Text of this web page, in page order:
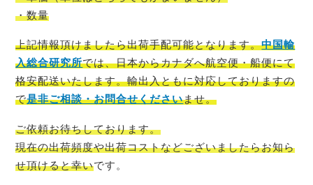
・数量
上記情報頂けましたら出荷手配可能となります。中国輸
入総合研究所では、日本からカナダへ航空便・船便にて
格安配送いたします。輸出入ともに対応しておりますの
で是非ご相談・お問合せくださいませ。
ご依頼お待ちしております。
現在の出荷頻度や出荷コストなどございましたらお知ら
せ頂けると幸いです。